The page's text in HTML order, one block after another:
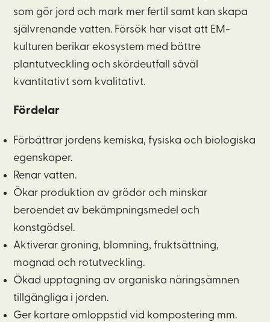
som gör jord och mark mer fertil samt kan skapa
självrenande vatten. Försök har visat att EM-
kulturen berikar ekosystem med bättre
plantutveckling och skördeutfall såväl
kvantitativt som kvalitativt.
Fördelar
Förbättrar jordens kemiska, fysiska och biologiska
egenskaper.
Renar vatten.
Ökar produktion av grödor och minskar
beroendet av bekämpningsmedel och
konstgödsel.
Aktiverar groning, blomning, fruktsättning,
mognad och rotutveckling.
Ökad upptagning av organiska näringsämnen
tillgängliga i jorden.
Ger kortare omloppstid vid kompostering mm.